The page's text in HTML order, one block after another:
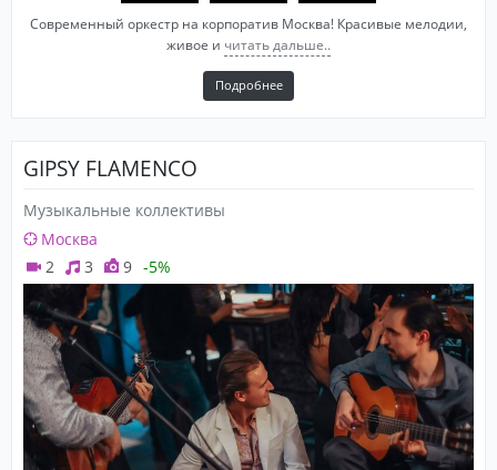
Современный оркестр на корпоратив Москва! Красивые мелодии,
живое и читать дальше..
Подробнее
GIPSY FLAMENCO
Музыкальные коллективы
Москва
2
3 9 -5%